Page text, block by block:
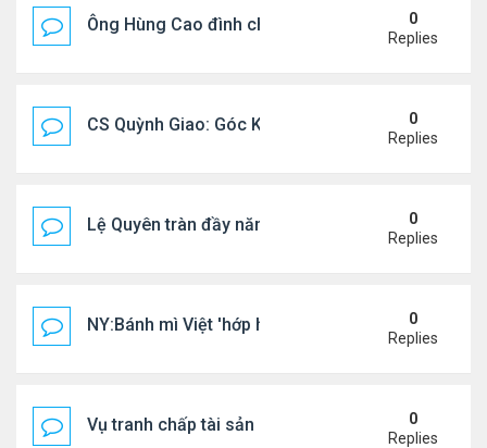
Ông Hùng Cao đình chỉ công tác quan chức 'nói
0
Replies
CS Quỳnh Giao: Góc Khuất Của Căn Bệnh Đoạt
0
Replies
Lệ Quyên tràn đầy năng lượng tại Mỹ
0
Replies
NY:Bánh mì Việt 'hớp hồn' thực khách Mỹ
0
Replies
Vụ tranh chấp tài sản của dv Đức Tiến
0
Replies